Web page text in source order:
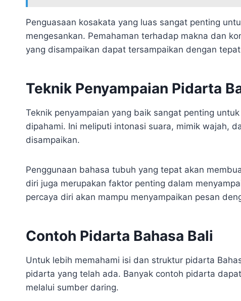
Penguasaan kosakata yang luas sangat penting
mengesankan. Pemahaman terhadap makna dan
yang disampaikan dapat tersampaikan dengan
Teknik Penyampaian Pidarta
Teknik penyampaian yang baik sangat penting
dipahami. Ini meliputi intonasi suara, mimik wajah,
disampaikan.
Penggunaan bahasa tubuh yang tepat akan
diri juga merupakan faktor penting dalam
percaya diri akan mampu menyampaikan pesan
Contoh Pidarta Bahasa Bali
Untuk lebih memahami isi dan struktur pidarta
pidarta yang telah ada. Banyak contoh pidarta
melalui sumber daring.